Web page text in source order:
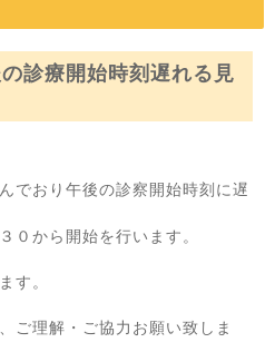
診療開始時刻遅れる見
でおり午後の診察開始時刻に遅
０から開始を行います。
す。
ご理解・ご協力お願い致しま